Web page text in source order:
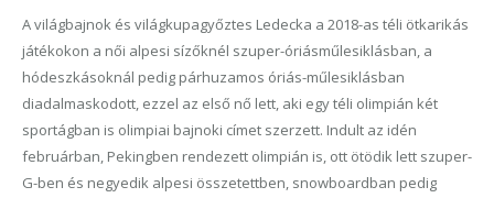
A világbajnok és világkupagyőztes Ledecka a 2018-as téli ötkarikás
játékokon a női alpesi sízőknél szuper-óriásműlesiklásban, a
hódeszkásoknál pedig párhuzamos óriás-műlesiklásban
diadalmaskodott, ezzel az első nő lett, aki egy téli olimpián két
sportágban is olimpiai bajnoki címet szerzett. Indult az idén
februárban, Pekingben rendezett olimpián is, ott ötödik lett szuper-
G-ben és negyedik alpesi összetettben, snowboardban pedig